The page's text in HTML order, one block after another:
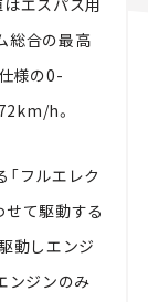
エスパス用
総合の最高
様の0-
h。
フルエレク
せて駆動する
動しエンジ
ンジンのみ